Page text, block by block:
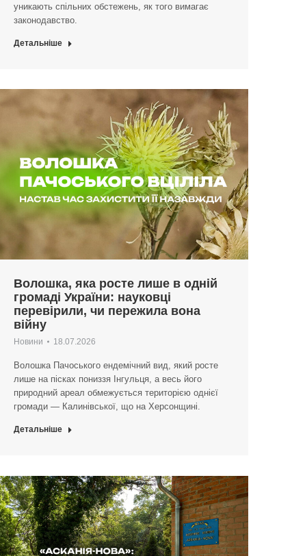
уникають спільних обстежень, як того вимагає
законодавство.
Детальніше
Волошка, яка росте лише в одній
громаді України: науковці
перевірили, чи пережила вона
війну
Новини 18.07.2026
Волошка Пачоського ендемічний вид, який росте
лише на пісках пониззя Інгульця, а весь його
природний ареал обмежується територією однієї
громади — Калинівської, що на Херсонщині.
Детальніше